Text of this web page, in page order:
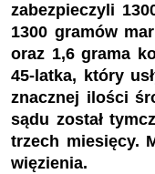
zabezpieczyli
1300 gramów
oraz 1,6 grama
45-latka, który
znacznej ilości
sądu został
trzech miesięcy.
więzienia.